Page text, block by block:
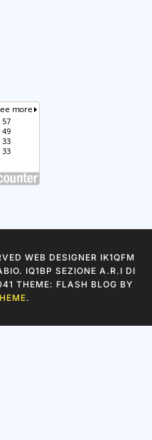
WEB DESIGNER IK1QFM
IQ1BP SEZIONE A.R.I DI
THEME: FLASH BLOG BY
.